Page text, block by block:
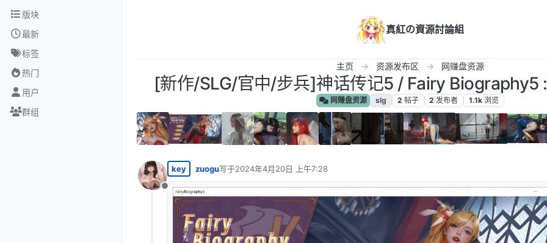
跳转至内容
版块
最新
标签
热门
用户
群组
真紅の資源討論組
主页 资源发布区 网赚盘资源
[新作/SLG/官中/步兵]神话传记5 / Fairy
网赚盘资源 slg 2 帖子 2 发布者 1.1k 浏览
离线
key zuogu写于2024年4月20日 上午7:28
最后由 编辑